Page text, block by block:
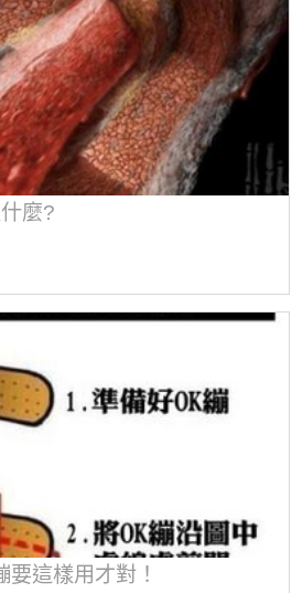
麼?
這樣用才對！